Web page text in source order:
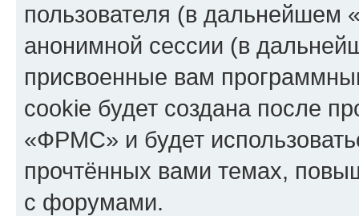
пользователя (в дальнейшем
анонимной сессии (в
присвоенные вам
cookie будет создана после
«ФРМС» и будет
прочтённых вами темах,
с форумами.